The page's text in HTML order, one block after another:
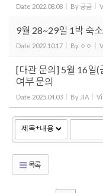
Date 2022.08.08 By궁금
9월 28~29일 1박 숙
Date 2022.10.17 By ㅇㅇ
[대관 문의] 5월 16일(
여부 문의
Date 2025.04.03 By JIA
목록